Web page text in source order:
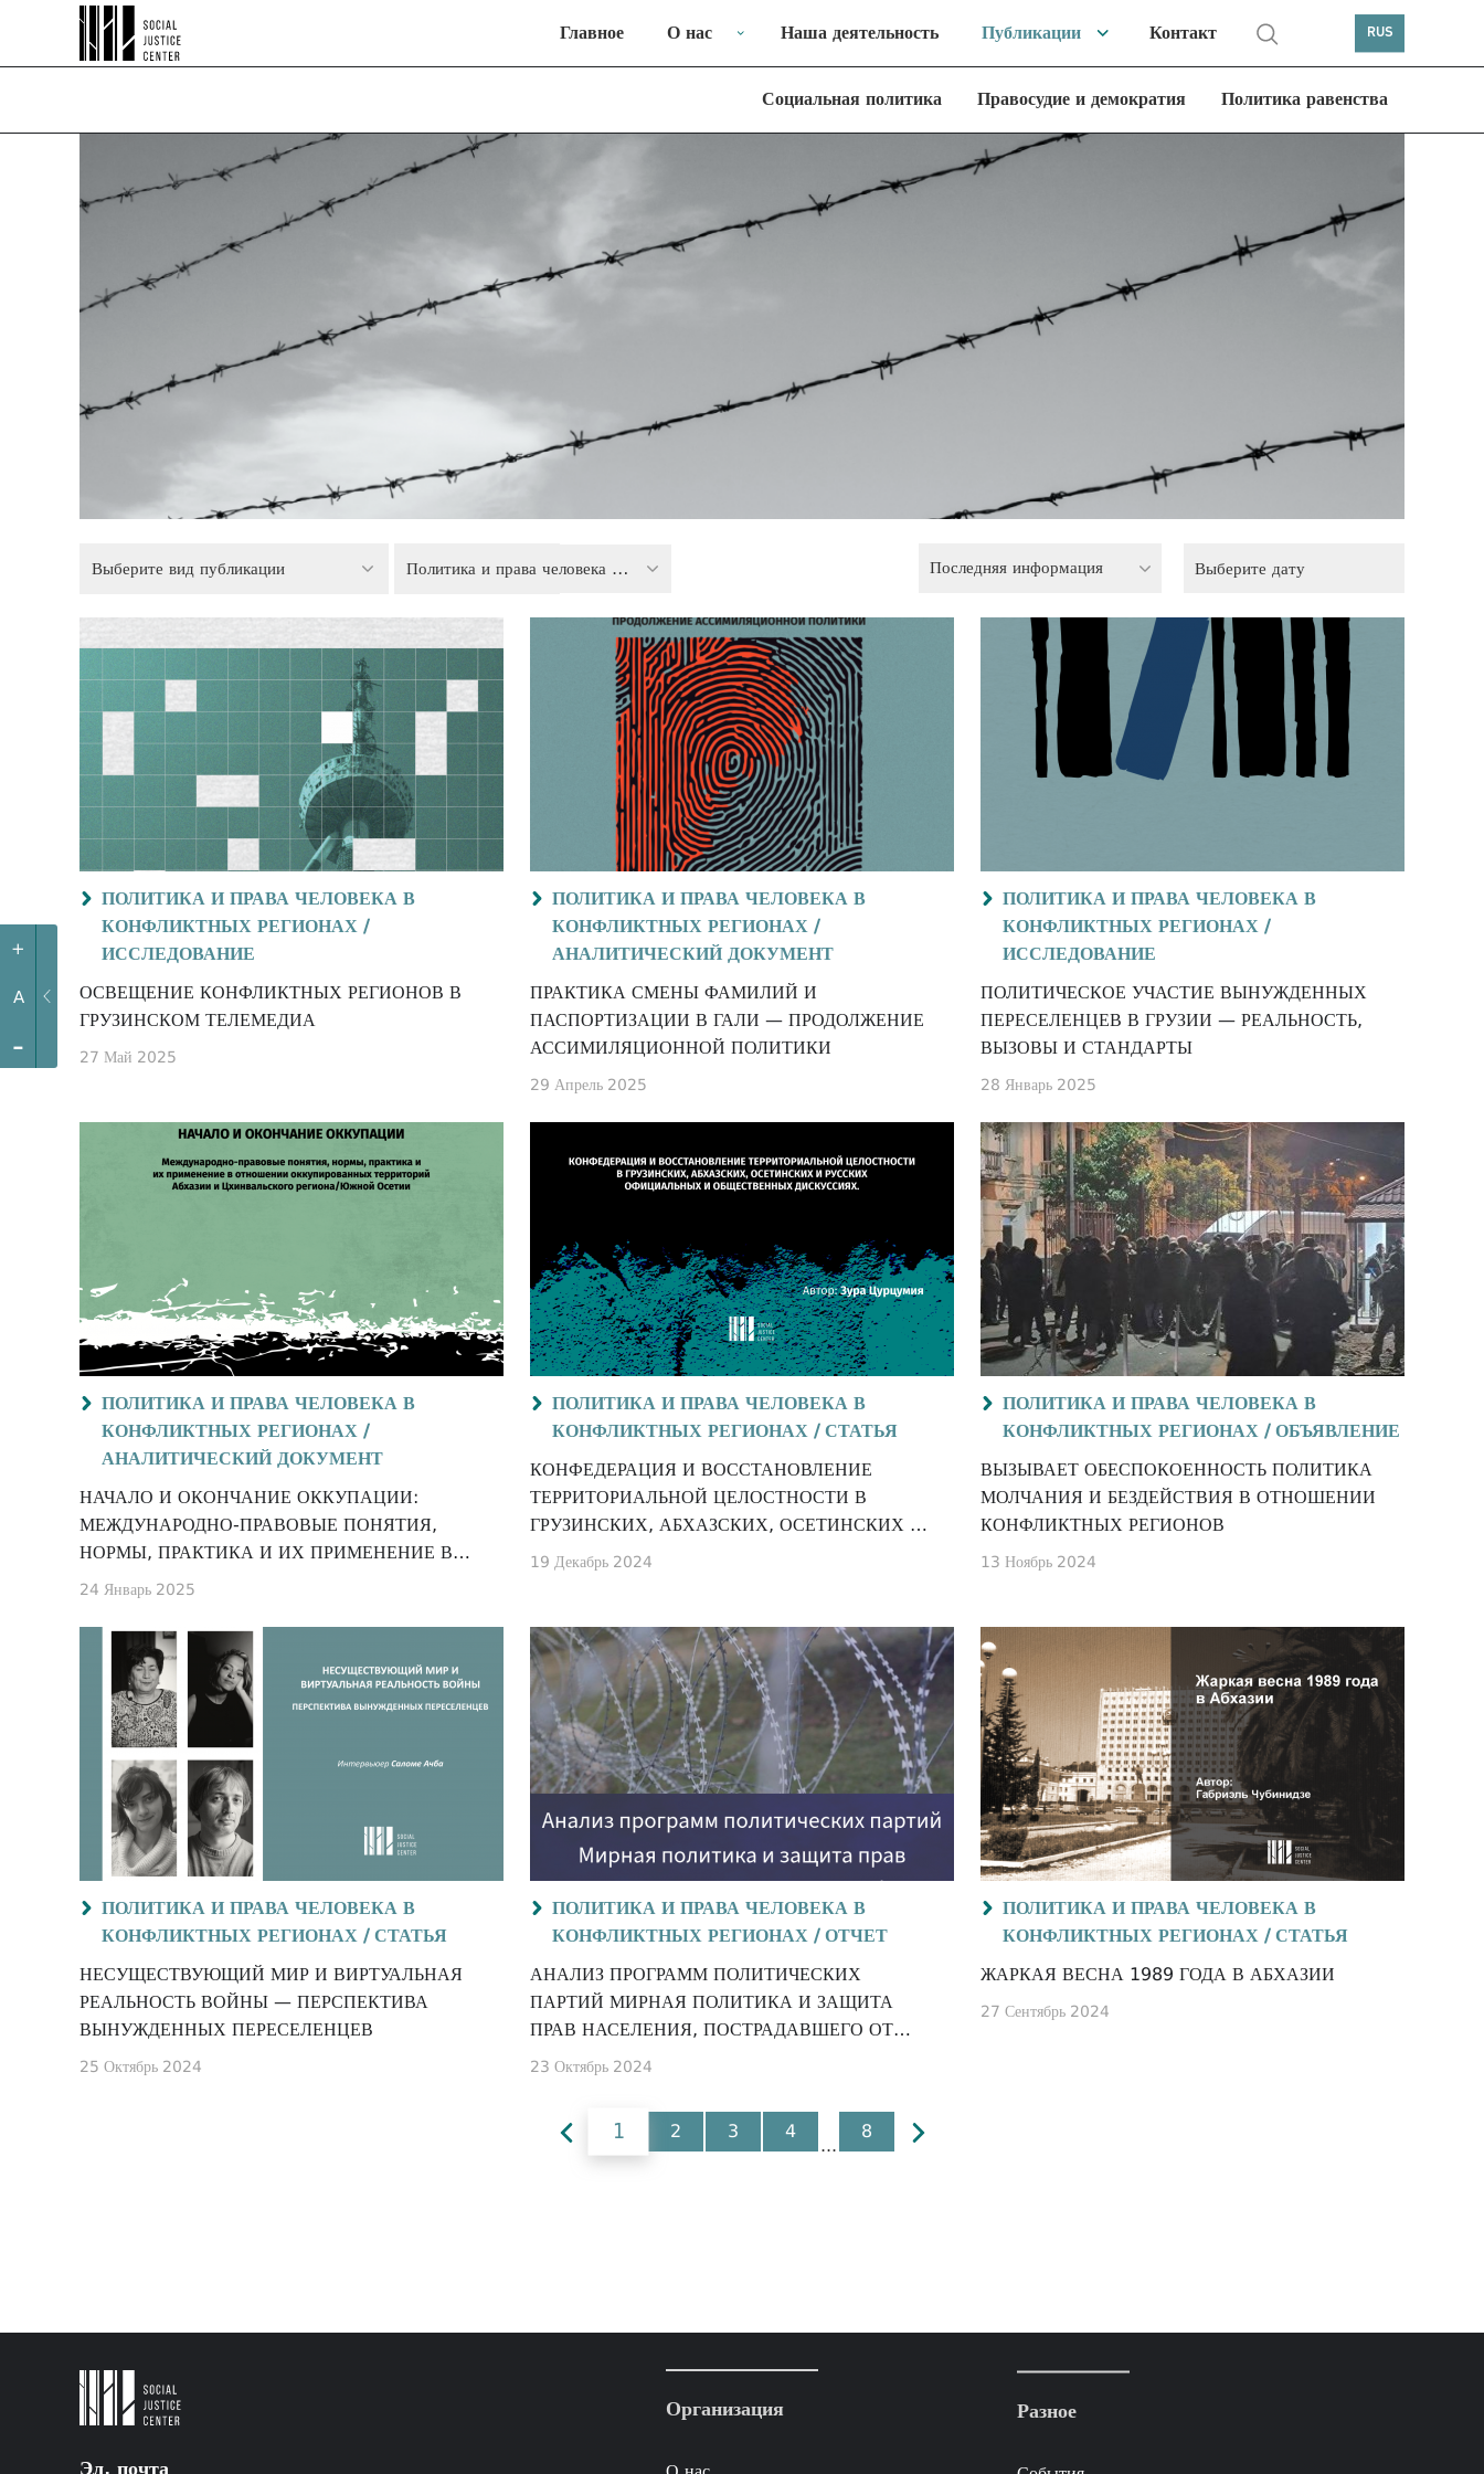
+
A
-
Главное О нас Наша деятельность Публикации Контакт RUS
Социальная политика Правосудие и демократия Политика равенства
Выберите вид публикации Политика и права человека в конфликтных регионах Последняя информация
ПОЛИТИКА И ПРАВА ЧЕЛОВЕКА В
КОНФЛИКТНЫХ РЕГИОНАХ /
ИССЛЕДОВАНИЕ
ОСВЕЩЕНИЕ КОНФЛИКТНЫХ РЕГИОНОВ В
ГРУЗИНСКОМ ТЕЛЕМЕДИА
27 Май 2025
ПОЛИТИКА И ПРАВА ЧЕЛОВЕКА В
КОНФЛИКТНЫХ РЕГИОНАХ /
АНАЛИТИЧЕСКИЙ ДОКУМЕНТ
ПРАКТИКА СМЕНЫ ФАМИЛИЙ И
ПАСПОРТИЗАЦИИ В ГАЛИ — ПРОДОЛЖЕНИЕ
АССИМИЛЯЦИОННОЙ ПОЛИТИКИ
29 Апрель 2025
ПОЛИТИКА И ПРАВА ЧЕЛОВЕКА В
КОНФЛИКТНЫХ РЕГИОНАХ /
ИССЛЕДОВАНИЕ
ПОЛИТИЧЕСКОЕ УЧАСТИЕ ВЫНУЖДЕННЫХ
ПЕРЕСЕЛЕНЦЕВ В ГРУЗИИ — РЕАЛЬНОСТЬ,
ВЫЗОВЫ И СТАНДАРТЫ
28 Январь 2025
ПОЛИТИКА И ПРАВА ЧЕЛОВЕКА В
КОНФЛИКТНЫХ РЕГИОНАХ /
АНАЛИТИЧЕСКИЙ ДОКУМЕНТ
НАЧАЛО И ОКОНЧАНИЕ ОККУПАЦИИ:
МЕЖДУНАРОДНО-ПРАВОВЫЕ ПОНЯТИЯ,
НОРМЫ, ПРАКТИКА И ИХ ПРИМЕНЕНИЕ В
ОТНОШЕНИИ ОККУПИРОВАННЫХ
РЕГИОНА/ЮЖНОЙ ОСЕТИИ
24 Январь 2025
ПОЛИТИКА И ПРАВА ЧЕЛОВЕКА В
КОНФЛИКТНЫХ РЕГИОНАХ / СТАТЬЯ
КОНФЕДЕРАЦИЯ И ВОССТАНОВЛЕНИЕ
ТЕРРИТОРИАЛЬНОЙ ЦЕЛОСТНОСТИ В
ГРУЗИНСКИХ, АБХАЗСКИХ, ОСЕТИНСКИХ И
РУССКИХ ОФИЦИАЛЬНЫХ И
19 Декабрь 2024
ПОЛИТИКА И ПРАВА ЧЕЛОВЕКА В
КОНФЛИКТНЫХ РЕГИОНАХ / ОБЪЯВЛЕНИЕ
ВЫЗЫВАЕТ ОБЕСПОКОЕННОСТЬ ПОЛИТИКА
МОЛЧАНИЯ И БЕЗДЕЙСТВИЯ В ОТНОШЕНИИ
КОНФЛИКТНЫХ РЕГИОНОВ
13 Ноябрь 2024
ПОЛИТИКА И ПРАВА ЧЕЛОВЕКА В
КОНФЛИКТНЫХ РЕГИОНАХ / СТАТЬЯ
НЕСУЩЕСТВУЮЩИЙ МИР И ВИРТУАЛЬНАЯ
РЕАЛЬНОСТЬ ВОЙНЫ — ПЕРСПЕКТИВА
ВЫНУЖДЕННЫХ ПЕРЕСЕЛЕНЦЕВ
25 Октябрь 2024
ПОЛИТИКА И ПРАВА ЧЕЛОВЕКА В
КОНФЛИКТНЫХ РЕГИОНАХ / ОТЧЕТ
АНАЛИЗ ПРОГРАММ ПОЛИТИЧЕСКИХ
ПАРТИЙ МИРНАЯ ПОЛИТИКА И ЗАЩИТА
ПРАВ НАСЕЛЕНИЯ, ПОСТРАДАВШЕГО ОТ
КОНФЛИКТА
23 Октябрь 2024
ПОЛИТИКА И ПРАВА ЧЕЛОВЕКА В
КОНФЛИКТНЫХ РЕГИОНАХ / СТАТЬЯ
ЖАРКАЯ ВЕСНА 1989 ГОДА В АБХАЗИИ
27 Сентябрь 2024
1 2 3 4
...
8
Эл. почта
Организация Разное